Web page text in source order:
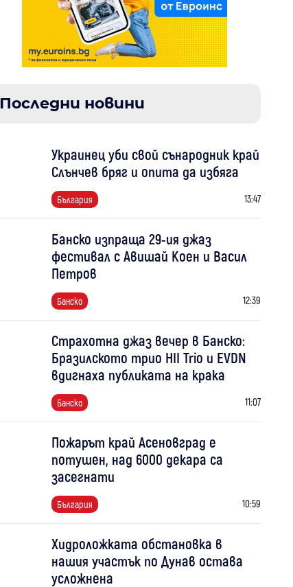
Последни новини
Украинец уби свой сънародник край
Слънчев бряг и опита да избяга
България 13:47
Банско изпраща 29-ия джаз
фестивал с Авишай Коен и Васил
Петров
Банско 12:39
Страхотна джаз вечер в Банско:
Бразилското трио HII Trio и EVDN
вдигнаха публиката на крака
Банско 11:07
Пожарът край Асеновград е
потушен, над 6000 декара са
засегнати
България 10:59
Хидроложката обстановка в
нашия участък по Дунав остава
усложнена